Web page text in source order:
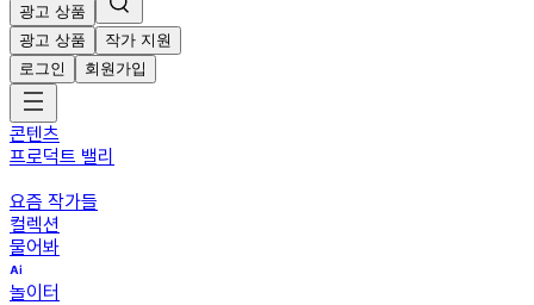
광고 상품
광고 상품
작가 지원
로그인
회원가입
콘텐츠
프로덕트 밸리
요즘 작가들
컬렉션
물어봐
놀이터